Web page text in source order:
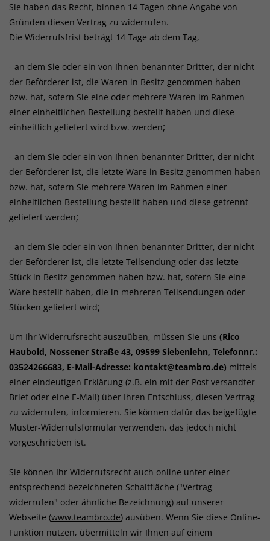
Sie haben das Recht, binnen 14 Tagen ohne Angabe von
Gründen diesen Vertrag zu widerrufen.
Die Widerrufsfrist beträgt 14 Tage ab dem Tag,
- an dem Sie oder ein von Ihnen benannter Dritter, der nicht
der Beförderer ist, die Waren in Besitz genommen haben
bzw. hat, sofern Sie eine oder mehrere Waren im Rahmen
einer einheitlichen Bestellung bestellt haben und diese
einheitlich geliefert wird bzw. werden;
- an dem Sie oder ein von Ihnen benannter Dritter, der nicht
der Beförderer ist, die letzte Ware in Besitz genommen haben
bzw. hat, sofern Sie mehrere Waren im Rahmen einer
einheitlichen Bestellung bestellt haben und diese getrennt
geliefert werden;
- an dem Sie oder ein von Ihnen benannter Dritter, der nicht
der Beförderer ist, die letzte Teilsendung oder das letzte
Stück in Besitz genommen haben bzw. hat, sofern Sie eine
Ware bestellt haben, die in mehreren Teilsendungen oder
Stücken geliefert wird;
Um Ihr Widerrufsrecht auszuüben, müssen Sie uns (Rico
Haubold, Nossener Straße 43, 09599 Siebenlehn, Telefonnr.:
03524266683, E-Mail-Adresse: kontakt@teambro.de) mittels
einer eindeutigen Erklärung (z.B. ein mit der Post versandter
Brief oder eine E-Mail) über Ihren Entschluss, diesen Vertrag
zu widerrufen, informieren. Sie können dafür das beigefügte
Muster-Widerrufsformular verwenden, das jedoch nicht
vorgeschrieben ist.
Sie können Ihr Widerrufsrecht auch online unter einer
entsprechend bezeichneten Schaltfläche ("Vertrag
widerrufen" oder ähnliche Bezeichnung) auf unserer
Webseite (www.teambro.de) ausüben. Wenn Sie diese Online-
Funktion nutzen, übermitteln wir Ihnen auf einem